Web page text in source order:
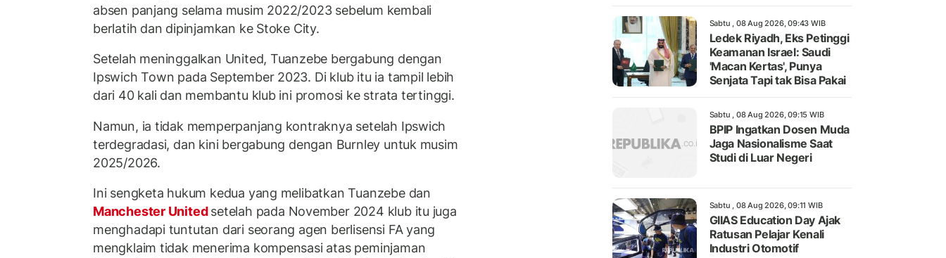
absen panjang selama musim 2022/2023 sebelum kembali
berlatih dan dipinjamkan ke Stoke City.
Setelah meninggalkan United, Tuanzebe bergabung dengan
Ipswich Town pada September 2023. Di klub itu ia tampil lebih
dari 40 kali dan membantu klub ini promosi ke strata tertinggi.
Namun, ia tidak memperpanjang kontraknya setelah Ipswich
terdegradasi, dan kini bergabung dengan Burnley untuk musim
2025/2026.
Ini sengketa hukum kedua yang melibatkan Tuanzebe dan
Manchester Unitedsetelah pada November 2024 klub itu juga
menghadapi tuntutan dari seorang agen berlisensi FA yang
mengklaim tidak menerima kompensasi atas peminjaman
Sabtu , 08 Aug 2026, 09:43 WIB
Ledek Riyadh, Eks Petinggi
Keamanan Israel: Saudi
'Macan Kertas', Punya
Senjata Tapi tak Bisa Pakai
Sabtu , 08 Aug 2026, 09:15 WIB
BPIP Ingatkan Dosen Muda
Jaga Nasionalisme Saat
Studi di Luar Negeri
Sabtu , 08 Aug 2026, 09:11 WIB
GIIAS Education Day Ajak
Ratusan Pelajar Kenali
Industri Otomotif